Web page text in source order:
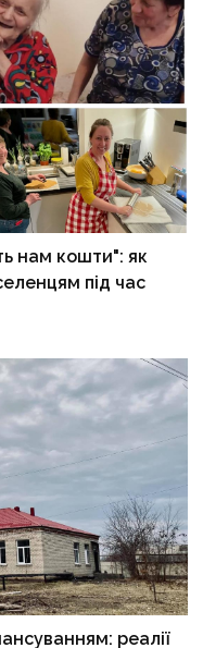
нам кошти": як
під час
реалії